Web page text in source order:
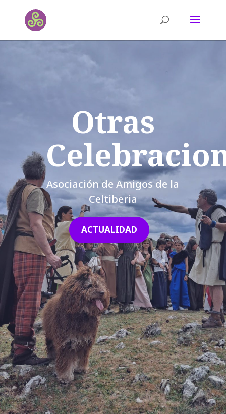
Otras
Asociación de Amigos de la
Celtiberia
ACTUALIDAD